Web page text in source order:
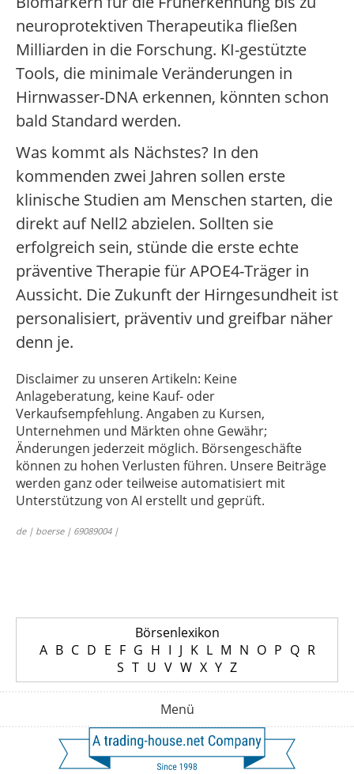
neuroprotektiven Therapeutika fließen
Milliarden in die Forschung. KI-gestützte
Tools, die minimale Veränderungen in
Hirnwasser-DNA erkennen, könnten schon
bald Standard werden.
Was kommt als Nächstes? In den
kommenden zwei Jahren sollen erste
klinische Studien am Menschen starten, die
direkt auf Nell2 abzielen. Sollten sie
erfolgreich sein, stünde die erste echte
präventive Therapie für APOE4-Träger in
Aussicht. Die Zukunft der Hirngesundheit ist
personalisiert, präventiv und greifbar näher
denn je.
Disclaimer zu unseren Artikeln: Keine
Anlageberatung, keine Kauf- oder
Verkaufsempfehlung. Angaben zu Kursen,
Unternehmen und Märkten ohne Gewähr;
Änderungen jederzeit möglich. Börsengeschäfte
können zu hohen Verlusten führen. Unsere Beiträge
werden ganz oder teilweise automatisiert mit
Unterstützung von AI erstellt und geprüft.
de | boerse | 69089004 |
Börsenlexikon
A B C D E F G H I J K L M N O P Q R
S T U V W X Y Z
Menü